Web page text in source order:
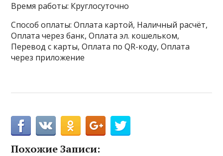
Время работы: Круглосуточно
Способ оплаты: Оплата картой, Наличный расчёт,
Оплата через банк, Оплата эл. кошельком,
Перевод с карты, Оплата по QR-коду, Оплата
через приложение
Похожие Записи: